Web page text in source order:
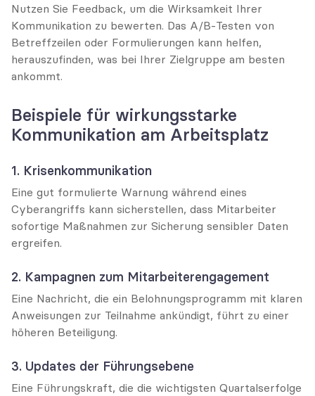
Nutzen Sie Feedback, um die Wirksamkeit Ihrer
Kommunikation zu bewerten. Das A/B-Testen von
Betreffzeilen oder Formulierungen kann helfen,
herauszufinden, was bei Ihrer Zielgruppe am besten
ankommt.
Beispiele für wirkungsstarke
Kommunikation am Arbeitsplatz
1. Krisenkommunikation
Eine gut formulierte Warnung während eines
Cyberangriffs kann sicherstellen, dass Mitarbeiter
sofortige Maßnahmen zur Sicherung sensibler Daten
ergreifen.
2. Kampagnen zum Mitarbeiterengagement
Eine Nachricht, die ein Belohnungsprogramm mit klaren
Anweisungen zur Teilnahme ankündigt, führt zu einer
höheren Beteiligung.
3. Updates der Führungsebene
Eine Führungskraft, die die wichtigsten Quartalserfolge